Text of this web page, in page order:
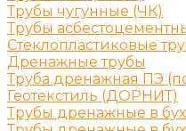
Трубы чугунные (ЧК)
Трубы
Стеклопластиковые
Дренажные трубы
Труба дренажная ПЭ
Геотекстиль (ДОРНИТ)
Трубы дренажные в